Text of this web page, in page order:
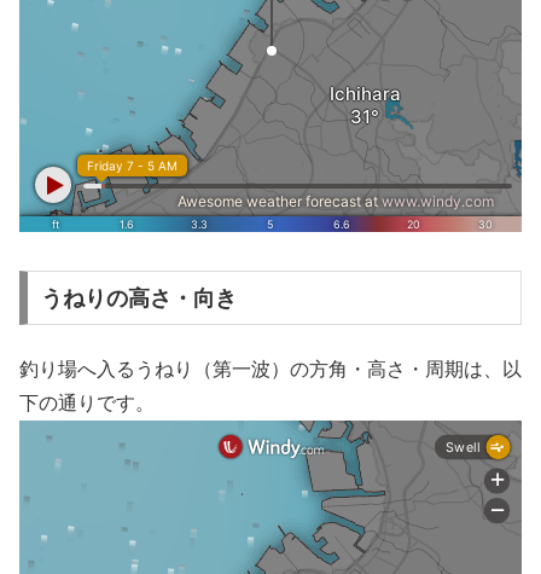
うねりの高さ・向き
釣り場へ入るうねり（第一波）の方角・高さ・周期は、以
下の通りです。